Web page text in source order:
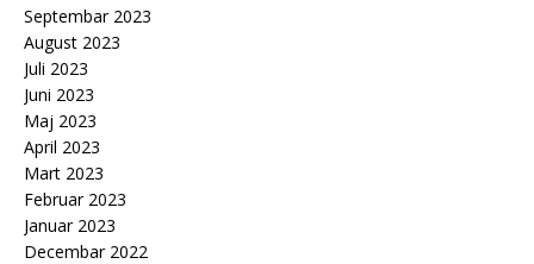
Septembar 2023
August 2023
Juli 2023
Juni 2023
Maj 2023
April 2023
Mart 2023
Februar 2023
Januar 2023
Decembar 2022